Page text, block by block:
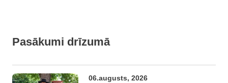
Pasākumi drīzumā
06.augusts, 2026